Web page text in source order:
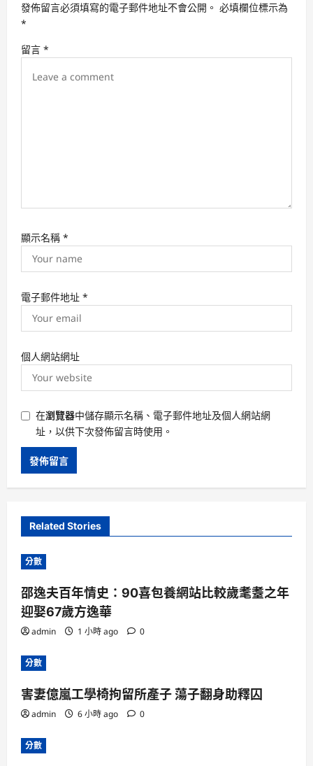
g
t
發佈留言必須填寫的電子郵件地址不會公開。 必填欄位標示為
*
留言 *
顯示名稱 *
電子郵件地址 *
個人網站網址
在瀏覽器中儲存顯示名稱、電子郵件地址及個人網站網
址，以供下次發佈留言時使用。
Related Stories
分數
邵逸夫百年情史：90喜包養網站比較歲耄耋之年
迎娶67歲方逸華
admin 1 小時 ago 0
分數
害妻億嵐工學椅拘留所產子 蕩子翻身助釋囚
admin 6 小時 ago 0
分數